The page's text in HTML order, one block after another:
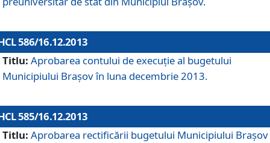
586/16.12.2013
Titlu: Aprobarea contului de execuţie al bugetului
Municipiului Braşov în luna decembrie 2013.
585/16.12.2013
Titlu: Aprobarea rectificării bugetului Municipiului Braşov